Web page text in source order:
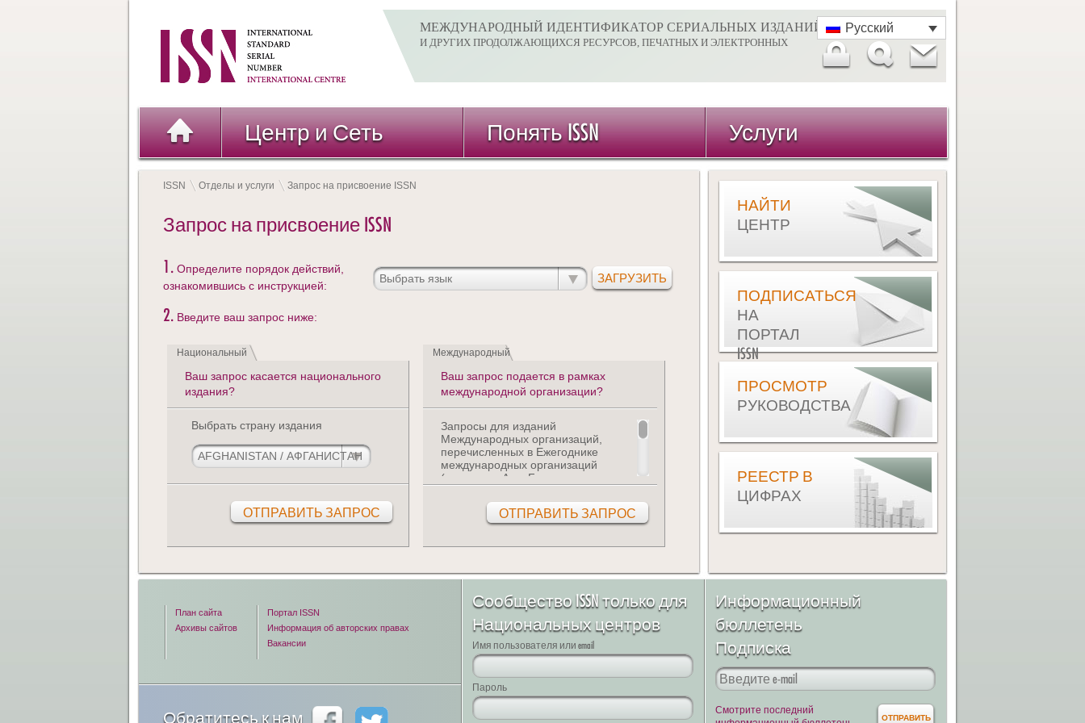
МЕЖДУНАРОДНЫЙ ИДЕНТИФИКАТОР СЕРИАЛЬНЫХ ИЗДАНИЙ
И ДРУГИХ ПРОДОЛЖАЮЩИХСЯ РЕСУРСОВ, ПЕЧАТНЫХ И ЭЛЕКТРОННЫХ
Русский
Центр и Сеть Понять ISSN Услуги
ISSN Отделы и услуги Запрос на присвоение ISSN
Запрос на присвоение ISSN
1. Определите порядок действий,
ознакомившись с инструкцией:
2. Введите ваш запрос ниже:
Национальный
Ваш запрос касается национального
издания?
Выбрать страну издания
Международный
Ваш запрос подается в рамках
международной организации?
Запросы для изданий
Международных организаций,
перечисленных в Ежегоднике
международных организаций
(разделы с A по F, например,
Наций, Всемирный банк,
Международный валютный
фонд…), обрабатываются в
случае), нажмите на кнопку ниже.
НАЙТИ
ЦЕНТР
ПОДПИСАТЬСЯ
НА
ПОРТАЛ
ISSN
ПРОСМОТР
РУКОВОДСТВА
РЕЕСТР В
ЦИФРАХ
План сайта
Архивы сайтов
Портал ISSN
Информация об авторских правах
Вакансии
Обратитесь к нам
Сообщество ISSN только для
Национальных центров
Имя пользователя или email
Пароль
Информационный
бюллетень
Подписка
Смотрите последний